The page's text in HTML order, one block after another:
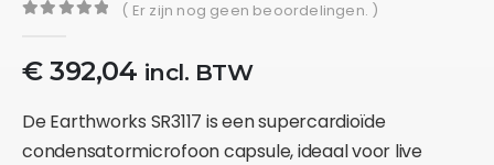
( Er zijn nog geen beoordelingen. )
€392,04 incl. BTW
De Earthworks SR3117 is een supercardioïde
condensatormicrofoon capsule, ideaal voor live